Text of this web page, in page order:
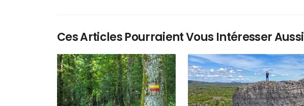
Ces Articles Pourraient Vous Intéresser Aussi